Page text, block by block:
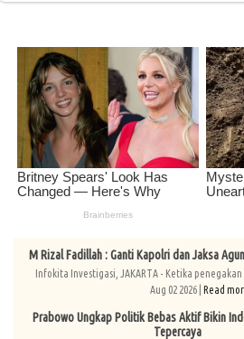
M Rizal Fadillah : Ganti Kapolri dan Jaksa
Infokita Investigasi, JAKARTA - Ketika
Aug 02 2026 |Read
Prabowo Ungkap Politik Bebas Aktif Bikin
Tepercaya